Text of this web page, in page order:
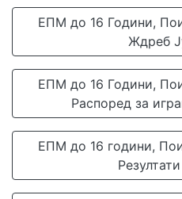
ЕПМ до 16 Години,
Ждреб
ЕПМ до 16 Години,
Распоред за
ЕПМ до 16 години,